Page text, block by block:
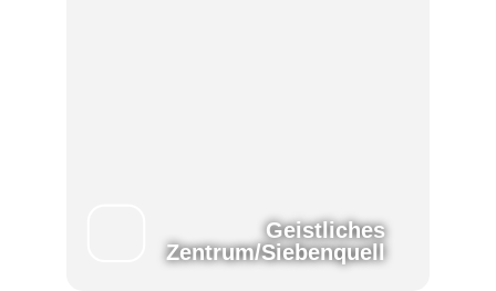
Geistliches
Zentrum/Siebenquell